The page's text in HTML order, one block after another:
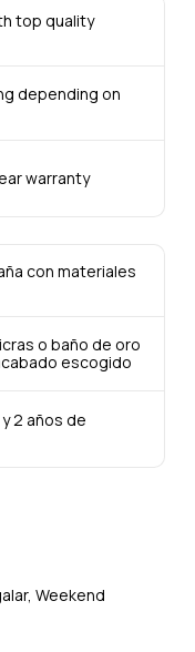
top quality
depending on
warranty
con materiales
o baño de oro
escogido
2 años de
, Weekend